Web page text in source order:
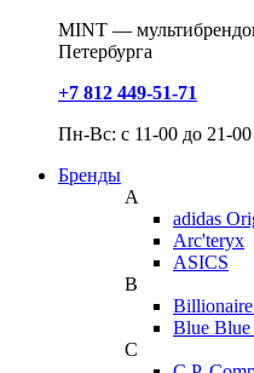
MINT —
Петербурга
+7 812 449-51-71
Пн-Вс: с 11-00 до 21-00
Бренды
A
adidas
Arc'teryx
ASICS
B
Blue Blue
C